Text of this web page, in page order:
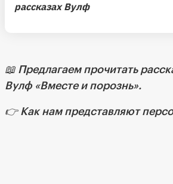
рассказах Вулф
📖 Предлагаем прочитать
Вулф «Вместе и порознь».
👉 Как нам представляют